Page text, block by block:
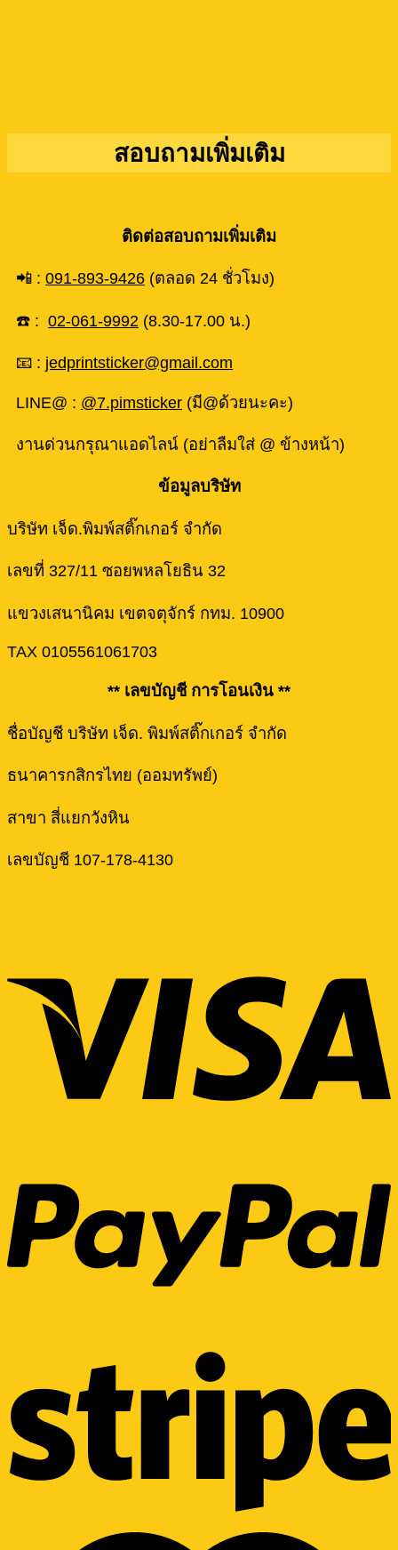
สอบถามเพิ่มเติม
ติดต่อสอบถามเพิ่มเติม
📲 : 091-893-9426 (ตลอด 24 ชั่วโมง)
☎️ : 02-061-9992 (8.30-17.00 น.)
📧 : jedprintsticker@gmail.com
LINE@ : @7.pimsticker (มี@ด้วยนะคะ)
งานด่วนกรุณาแอดไลน์ (อย่าลืมใส่ @ ข้างหน้า)
ข้อมูลบริษัท
บริษัท เจ็ด.พิมพ์สติ๊กเกอร์ จำกัด
เลขที่ 327/11 ซอยพหลโยธิน 32
แขวงเสนานิคม เขตจตุจักร์ กทม. 10900
TAX 0105561061703
** เลขบัญชี การโอนเงิน **
ชื่อบัญชี บริษัท เจ็ด. พิมพ์สติ๊กเกอร์ จำกัด
ธนาคารกสิกรไทย (ออมทรัพย์)
สาขา สี่แยกวังหิน
เลขบัญชี 107-178-4130